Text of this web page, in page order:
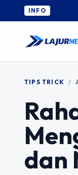
INFO
TIPS TRICK /
dan